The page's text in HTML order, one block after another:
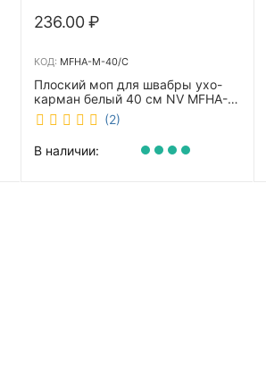
236.00 ₽
КОД: MFHA-M-40/C
Плоский моп для швабры ухо-
карман белый 40 см NV MFHA-
M-40/C
(2)
В наличии: